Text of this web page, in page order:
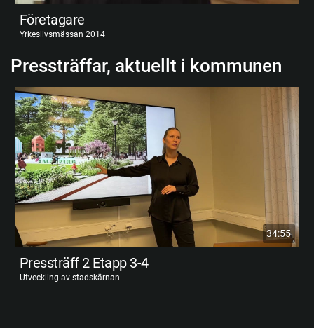
Företagare
Yrkeslivsmässan 2014
Pressträffar, aktuellt i kommunen
34:55
Pressträff 2 Etapp 3-4
Utveckling av stadskärnan